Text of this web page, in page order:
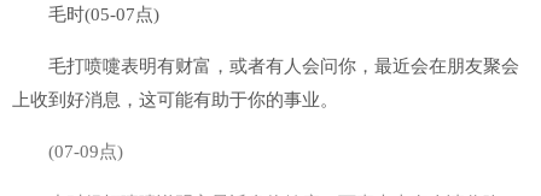
毛时(05-07点)
毛打喷嚏表明有财富，或者有人会问你，最近会在朋友聚会
上收到好消息，这可能有助于你的事业。
(07-09点)